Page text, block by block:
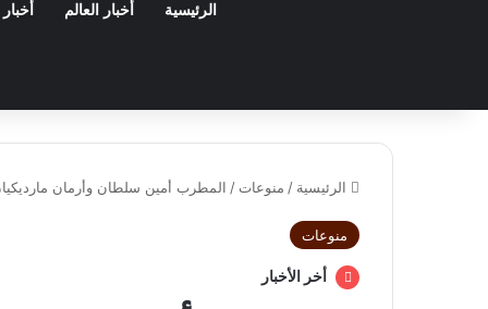
الرئيسية أخبار العالم
الرئيسية / منوعات / المطرب أمين سلطان وأرمان
منوعات
أخر الأخبار